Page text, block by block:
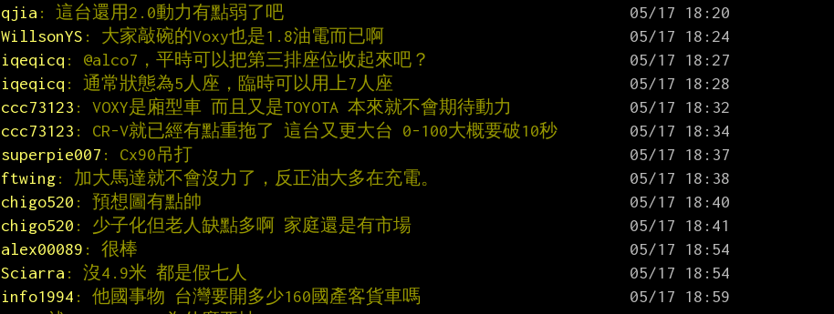
qjia : 這台還用2.0動力有點弱了吧
WillsonYS : 大家敲碗的Voxy也是1.8油電而已啊
iqeqicq : @alco7，平時可以把第三排座位收起來吧？
iqeqicq : 通常狀態為5人座，臨時可以用上7人座
ccc73123 : VOXY是廂型車 而且又是TOYOTA 本來就不會期待動力
ccc73123 : CR-V就已經有點重拖了 這台又更大台 0-100大概要破10秒
superpie007 : Cx90吊打
ftwing: 加大馬達就不會沒力了，反正油大多在充電。
chigo520 : 預想圖有點帥
chigo520 : 少子化但老人缺點多啊 家庭還是有市場
alex00089 : 很棒
Sciarra : 沒4.9米 都是假七人
info1994 : 他國事物 台灣要開多少160國產客貨車嗎